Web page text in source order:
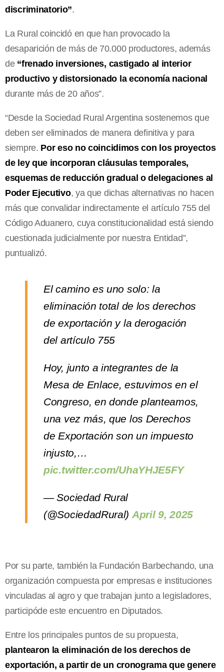
discriminatorio”.
La Rural coincidó en que han provocado la
desaparición de más de 70.000 productores, además
de “frenado inversiones, castigado al interior
productivo y distorsionado la economía nacional
durante más de 20 años”.
“Desde la Sociedad Rural Argentina sostenemos que
deben ser eliminados de manera definitiva y para
siempre. Por eso no coincidimos con los proyectos
de ley que incorporan cláusulas temporales,
esquemas de reducción gradual o delegaciones al
Poder Ejecutivo, ya que dichas alternativas no hacen
más que convalidar indirectamente el artículo 755 del
Código Aduanero, cuya constitucionalidad está siendo
cuestionada judicialmente por nuestra Entidad”,
puntualizó.
El camino es uno solo: la
eliminación total de los derechos
de exportación y la derogación
del artículo 755
Hoy, junto a integrantes de la
Mesa de Enlace, estuvimos en el
Congreso, en donde planteamos,
una vez más, que los Derechos
de Exportación son un impuesto
injusto,…
pic.twitter.com/UhaYHJE5FY
— Sociedad Rural
(@SociedadRural) April 9, 2025
Por su parte, también la Fundación Barbechando, una
organización compuesta por empresas e instituciones
vinculadas al agro y que trabajan junto a legisladores,
participóde este encuentro en Diputados.
Entre los principales puntos de su propuesta,
plantearon la eliminación de los derechos de
exportación, a partir de un cronograma que genere